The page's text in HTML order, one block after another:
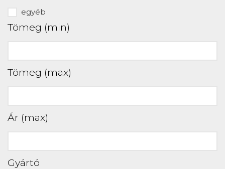
egyéb
Tömeg (min)
Tömeg (max)
Ár (max)
Gyártó